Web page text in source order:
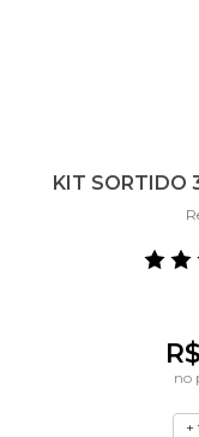
KIT SORTIDO
no
+